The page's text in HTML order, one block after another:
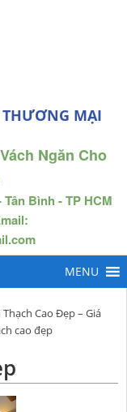
MẠI
Ngăn Cho
Bình - TP HCM
Cao Đẹp – Giá
cao đẹp